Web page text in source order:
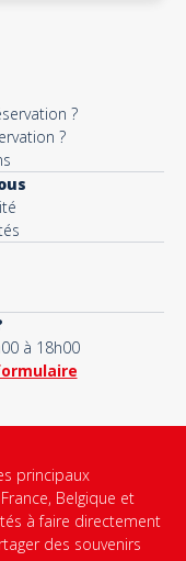
?
?
à 18h00
principaux
Belgique et
à faire directement
des souvenirs